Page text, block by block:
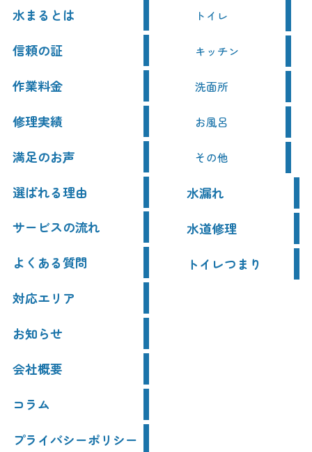
水まるとは
信頼の証
作業料金
修理実績
満足のお声
選ばれる理由
サービスの流れ
よくある質問
対応エリア
お知らせ
会社概要
コラム
プライバシーポリシー
トイレ
キッチン
洗面所
お風呂
その他
水漏れ
水道修理
トイレつまり